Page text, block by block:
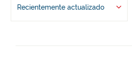
Recientemente actualizado